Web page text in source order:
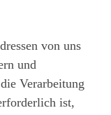
von uns
und
Verarbeitung
ist,